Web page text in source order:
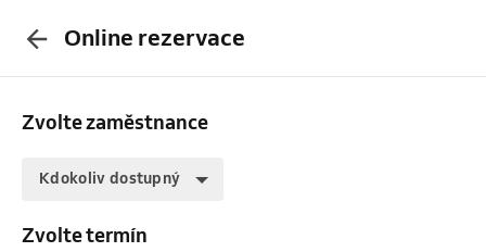
Online rezervace
Zvolte zaměstnance
Kdokoliv dostupný
Zvolte termín